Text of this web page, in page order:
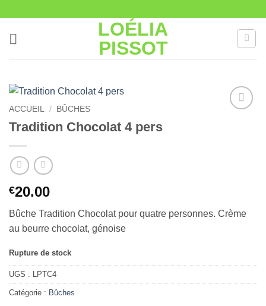
contenu
LOÉLIA
PISSOT
ACCUEIL / BÛCHES
Tradition Chocolat 4 pers
€20.00
Bûche Tradition Chocolat pour quatre personnes. Crème
au beurre chocolat, génoise
Rupture de stock
UGS : LPTC4
Catégorie : Bûches